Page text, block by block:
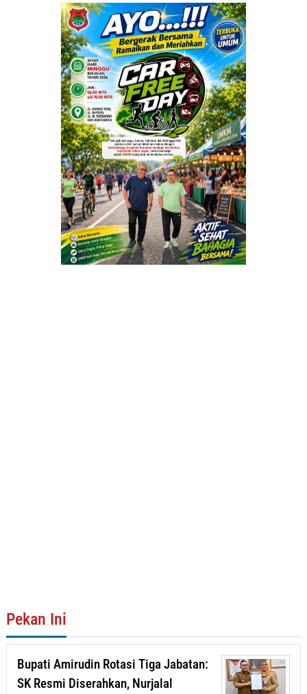
Pekan Ini
Bupati Amirudin Rotasi Tiga Jabatan:
SK Resmi Diserahkan, Nurjalal